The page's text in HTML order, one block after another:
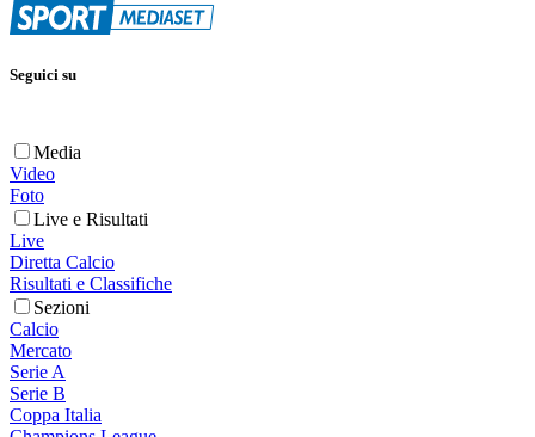
Seguici su
Media
Video
Foto
Live e Risultati
Live
Diretta Calcio
Risultati e Classifiche
Sezioni
Calcio
Mercato
Serie A
Serie B
Coppa Italia